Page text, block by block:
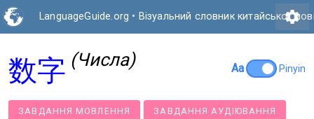
LanguageGuide.org • Візуальний словник китайської
settings
数字 (Числа) Aa Pinyin